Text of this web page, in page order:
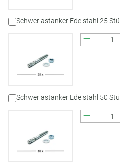
Schwerlastanker Edelstahl 25
Schwerlastanker Edelstahl 50